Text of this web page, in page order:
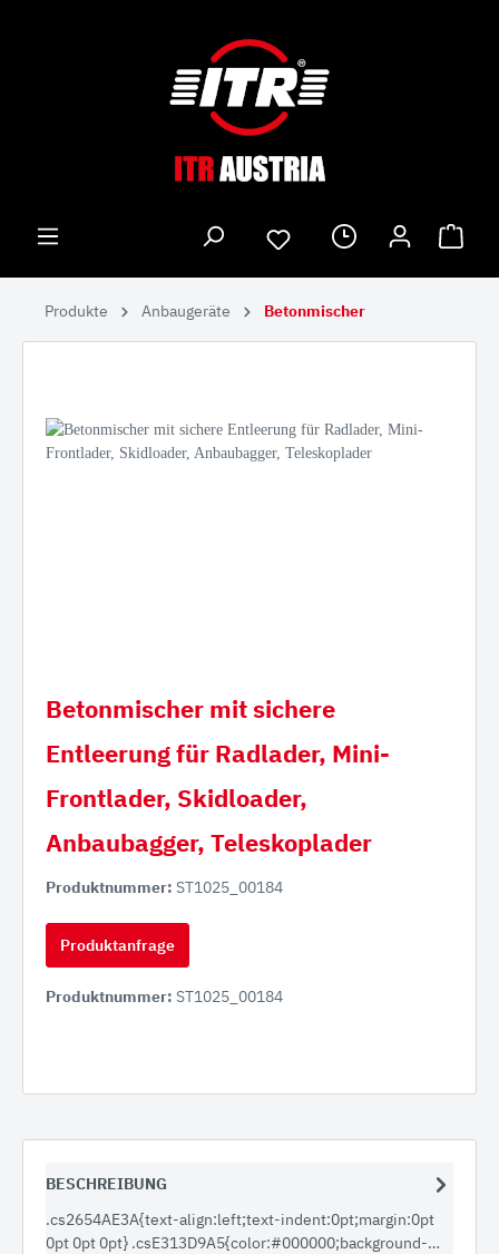
Produkte Anbaugeräte Betonmischer
Betonmischer mit sichere
Entleerung für Radlader, Mini-
Frontlader, Skidloader,
Anbaubagger, Teleskoplader
Produktnummer: ST1025_00184
Produktanfrage
Produktnummer: ST1025_00184
BESCHREIBUNG
.cs2654AE3A{text-align:left;text-indent:0pt;margin:0pt
0pt 0pt 0pt} .csE313D9A5{color:#000000;background-…